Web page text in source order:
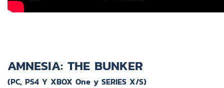
AMNESIA: THE BUNKER
(PC, PS4 Y XBOX One y SERIES X/S)